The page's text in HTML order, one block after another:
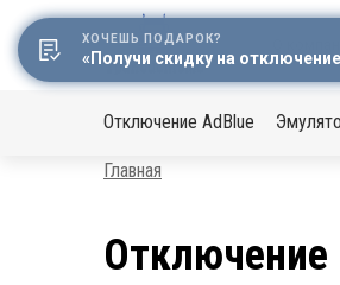
Меню
в
шапке
Основная
Отключение AdBlue
Строка
Главная
Отключение
ХОЧЕШЬ ПОДАРОК?
«Получи скидку на